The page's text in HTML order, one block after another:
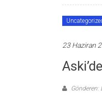
23 Haziran
Gönderen: